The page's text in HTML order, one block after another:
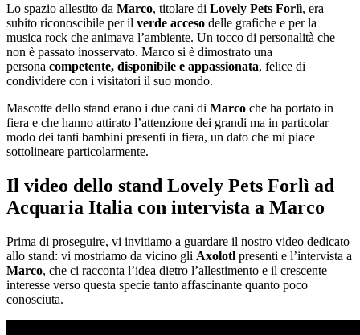
Lo spazio allestito da Marco, titolare di Lovely Pets Forlì, era
subito riconoscibile per il verde acceso delle grafiche e per la
musica rock che animava l’ambiente. Un tocco di personalità che
non è passato inosservato. Marco si è dimostrato una
persona competente, disponibile e appassionata, felice di
condividere con i visitatori il suo mondo.
Mascotte dello stand erano i due cani di Marco che ha portato in
fiera e che hanno attirato l’attenzione dei grandi ma in particolar
modo dei tanti bambini presenti in fiera, un dato che mi piace
sottolineare particolarmente.
Il video dello stand Lovely Pets Forlì ad
Acquaria Italia con intervista a Marco
Prima di proseguire, vi invitiamo a guardare il nostro video dedicato
allo stand: vi mostriamo da vicino gli Axolotl presenti e l’intervista a
Marco, che ci racconta l’idea dietro l’allestimento e il crescente
interesse verso questa specie tanto affascinante quanto poco
conosciuta.